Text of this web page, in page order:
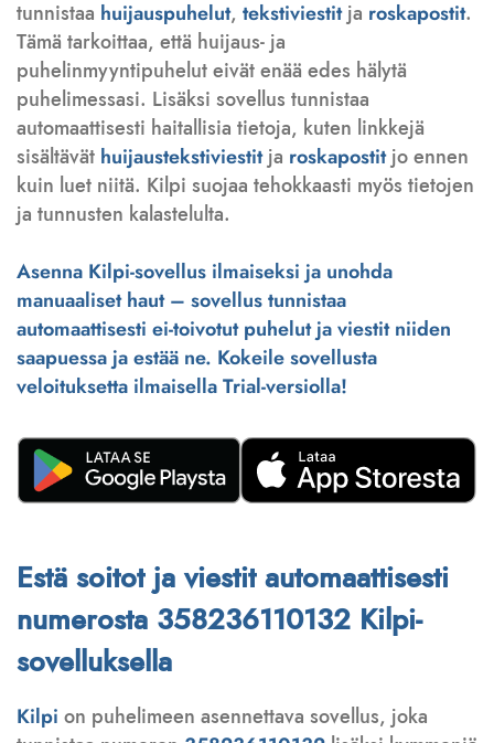
tunnistaa huijauspuhelut, tekstiviestitja roskapostit.
Tämä tarkoittaa, että huijaus- ja
puhelinmyyntipuhelut eivät enää edes hälytä
puhelimessasi. Lisäksi sovellus tunnistaa
automaattisesti haitallisia tietoja, kuten linkkejä
sisältävät huijaustekstiviestitja roskapostitjo ennen
kuin luet niitä. Kilpi suojaa tehokkaasti myös tietojen
ja tunnusten kalastelulta.
Asenna Kilpi-sovellus ilmaiseksi ja unohda
manuaaliset haut – sovellus tunnistaa
automaattisesti ei-toivotut puhelut ja viestit niiden
saapuessa ja estää ne. Kokeile sovellusta
veloituksetta ilmaisella Trial-versiolla!
Estä soitot ja viestit automaattisesti
numerosta 358236110132 Kilpi-
sovelluksella
Kilpi on puhelimeen asennettava sovellus, joka